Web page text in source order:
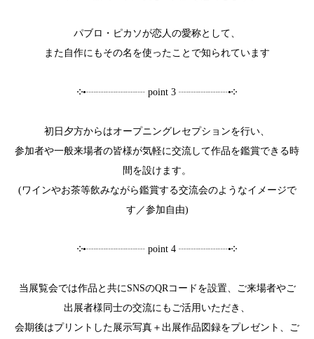
パブロ・ピカソが恋人の愛称として、
また自作にもその名を使ったことで知られています
༶•┈┈┈┈┈┈ point 3 ┈┈┈┈┈•༶
初日夕方からはオープニングレセプションを行い、
参加者や一般来場者の皆様が気軽に交流して作品を鑑賞できる時
間を設けます。
(ワインやお茶等飲みながら鑑賞する交流会のようなイメージで
す／参加自由)
༶•┈┈┈┈┈┈ point 4 ┈┈┈┈┈•༶
当展覧会では作品と共にSNSのQRコードを設置、ご来場者やご
出展者様同士の交流にもご活用いただき、
会期後はプリントした展示写真＋出展作品図録をプレゼント、ご